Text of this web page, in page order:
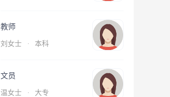
教师
刘女士 · 本科
文员
温女士 · 大专